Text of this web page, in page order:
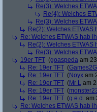
Re(3): Welches
Re(4): Welches
Re(3): Welches
Re(2): Welches ETWAS
Re: Welches ETWAS hab
Re(2): Welches ETWAS
Re(3): Welches
19er TFT (goaspeda am
Re: 19er TFT (
Re: 19er TFT (Noyx am
Re: 19er TFT (Mr L am
Re: 19er TFT (
Re: 19er TFT (q.e.d. am
Re: Welches ETWAS hab